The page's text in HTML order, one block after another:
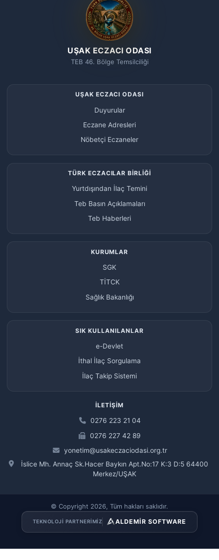
UŞAK ECZACI ODASI
TEB 46. Bölge Temsilciliği
UŞAK ECZACI ODASI
Duyurular
Eczane Adresleri
Nöbetçi Eczaneler
TÜRK ECZACILAR BİRLİĞİ
Yurtdışından İlaç Temini
Teb Basın Açıklamaları
Teb Haberleri
KURUMLAR
SGK
TİTCK
Sağlık Bakanlığı
SIK KULLANILANLAR
e-Devlet
İthal İlaç Sorgulama
İlaç Takip Sistemi
İLETIŞIM
0276 223 21 04
0276 227 42 89
yonetim@usakeczaciodasi.org.tr
İslice Mh. Annaç Sk.Hacer Baykın Apt.No:17 K:3 D:5 64400
Merkez/UŞAK
© Copyright 2026, Tüm hakları saklıdır.
TEKNOLOJI PARTNERIMIZ ALDEMİR SOFTWARE